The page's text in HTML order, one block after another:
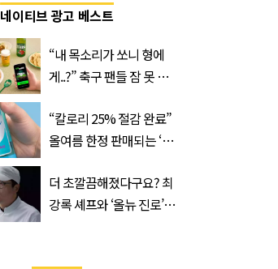
네이티브 광고 베스트
“내 목소리가 쏘니 형에
게..?” 축구 팬들 잠 못 들
트
“칼로리 25% 절감 완료”
올여름 한정 판매되는 ‘최
더 초깔끔해졌다구요? 최
강록 셰프와 ‘올뉴 진로’의